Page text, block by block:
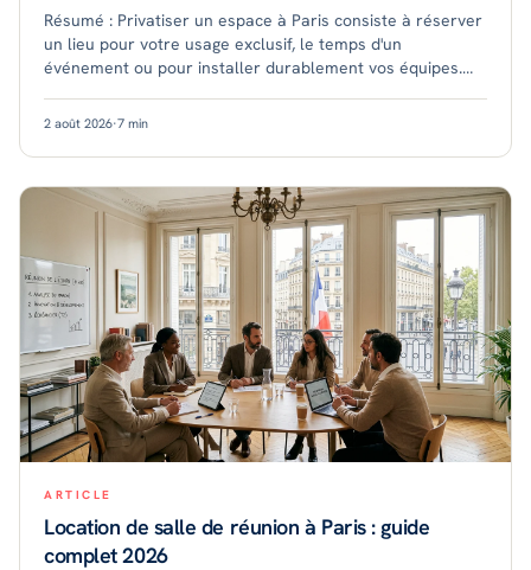
Résumé : Privatiser un espace à Paris consiste à réserver
un lieu pour votre usage exclusif, le temps d'un
événement ou pour installer durablement vos équipes.
2 août 2026·7 min
ARTICLE
Location de salle de réunion à Paris : guide
complet 2026